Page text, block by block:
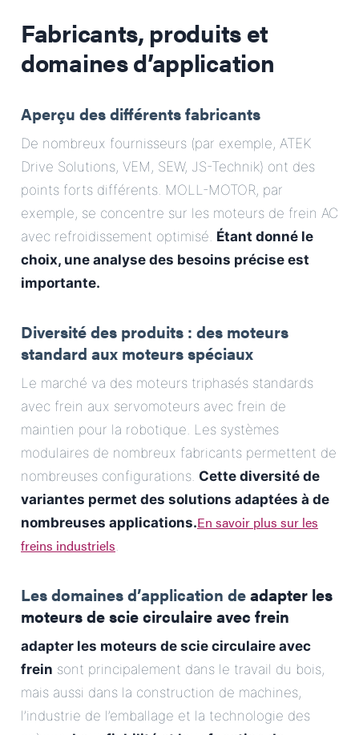
Fabricants, produits et
domaines d’application
Aperçu des différents fabricants
De nombreux fournisseurs (par exemple, ATEK
Drive Solutions, VEM, SEW, JS-Technik) ont des
points forts différents. MOLL-MOTOR, par
exemple, se concentre sur les moteurs de frein AC
avec refroidissement optimisé. Étant donné le
choix, une analyse des besoins précise est
importante.
Diversité des produits : des moteurs
standard aux moteurs spéciaux
Le marché va des moteurs triphasés standards
avec frein aux servomoteurs avec frein de
maintien pour la robotique. Les systèmes
modulaires de nombreux fabricants permettent de
nombreuses configurations. Cette diversité de
variantes permet des solutions adaptées à de
nombreuses applications.En savoir plus sur les
freins industriels.
Les domaines d’application deadapter les
moteurs de scie circulaire avec frein
adapter les moteurs de scie circulaire avec
frein sont principalement dans le travail du bois,
mais aussi dans la construction de machines,
l’industrie de l’emballage et la technologie des